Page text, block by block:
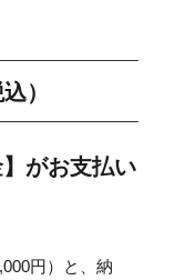
）
】がお支払い
円）と、納